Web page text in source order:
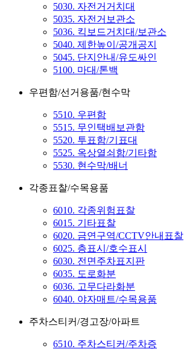
5030. 자전거거치대
5035. 자전거보관소
5036. 킥보드거치대/보관소
5040. 제한높이/공개공지
5045. 단지안내/유도싸인
5100. 마대/톤백
우편함/선거용품/현수막
5510. 우편함
5515. 무인택배보관함
5520. 투표함/기표대
5525. 옥상열쇠함/기타함
5530. 현수막/배너
각종표찰/수목용품
6010. 각종위험표찰
6015. 기타표찰
6020. 금연구역/CCTV안내표찰
6025. 층표시/호수표시
6030. 전면주차표지판
6035. 도로화분
6036. 고무다라화분
6040. 야자매트/수목용품
주차스티커/경고장/아파트
6510. 주차스티커/주차증